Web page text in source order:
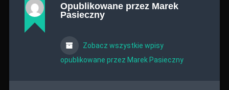
Opublikowane przez Marek
Pasieczny
Zobacz wszystkie wpisy
opublikowane przez Marek Pasieczny